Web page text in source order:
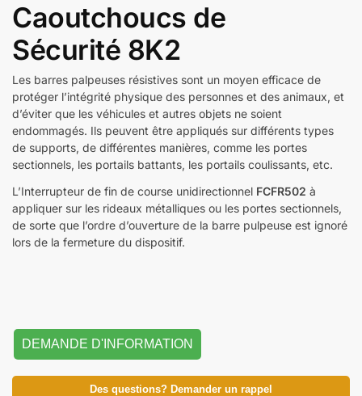
Caoutchoucs de
Sécurité 8K2
Les barres palpeuses résistives sont un moyen efficace de
protéger l’intégrité physique des personnes et des animaux, et
d’éviter que les véhicules et autres objets ne soient
endommagés. Ils peuvent être appliqués sur différents types
de supports, de différentes manières, comme les portes
sectionnels, les portails battants, les portails coulissants, etc.
L’Interrupteur de fin de course unidirectionnel FCFR502 à
appliquer sur les rideaux métalliques ou les portes sectionnels,
de sorte que l’ordre d’ouverture de la barre pulpeuse est ignoré
lors de la fermeture du dispositif.
DEMANDE D'INFORMATION
Des questions? Demander un rappel